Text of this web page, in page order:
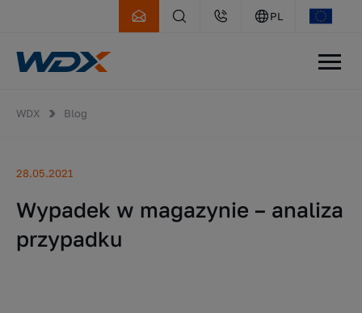
PL
WDX Blog
28.05.2021
Wypadek w magazynie – analiza
przypadku